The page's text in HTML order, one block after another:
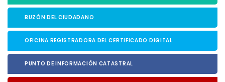
BUZÓN DEL CIUDADANO
OFICINA REGISTRADORA DEL CERTIFICADO DIGITAL
PUNTO DE INFORMACIÓN CATASTRAL